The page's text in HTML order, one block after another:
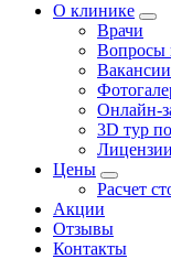
О клинике
Врачи
Вопросы
Вакансии
Онлайн-
3D тур
Цены
Расчет
Акции
Отзывы
Контакты